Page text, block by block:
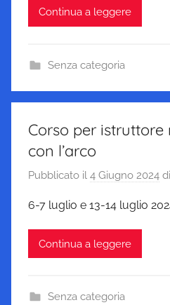
Continua a leggere
Senza categoria
Corso per
con l’arco
Pubblicato il 4 Giugno 2024 di
6-7 luglio e 13-14 luglio
Continua a leggere
Senza categoria